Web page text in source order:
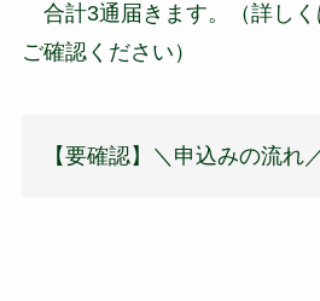
合計3通届きます。（詳しく
ご確認ください）
【要確認】＼申込みの流れ